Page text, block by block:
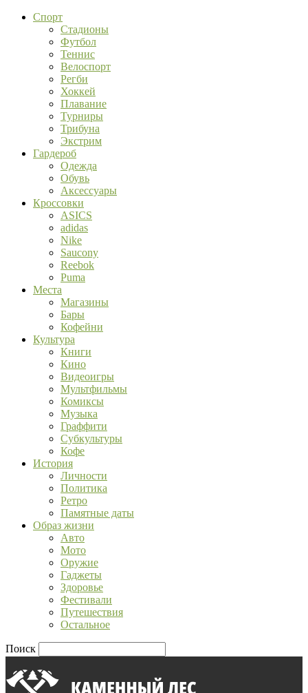
Спорт
Стадионы
Футбол
Теннис
Велоспорт
Регби
Хоккей
Плавание
Турниры
Трибуна
Экстрим
Гардероб
Одежда
Обувь
Аксессуары
Кроссовки
ASICS
adidas
Nike
Saucony
Reebok
Puma
Места
Магазины
Бары
Кофейни
Культура
Книги
Кино
Видеоигры
Мультфильмы
Комиксы
Музыка
Граффити
Субкультуры
Кофе
История
Личности
Политика
Ретро
Памятные даты
Образ жизни
Авто
Мото
Оружие
Гаджеты
Здоровье
Фестивали
Путешествия
Остальное
Поиск